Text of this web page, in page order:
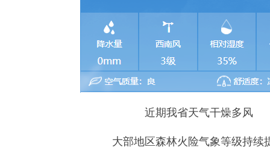
近期我省天气干燥多风
大部地区森林火险气象等级持续